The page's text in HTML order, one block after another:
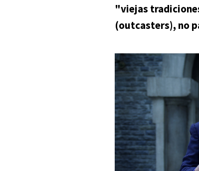
"viejas
(outcasters), no